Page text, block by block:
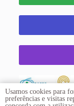
Usamos cookies para
preferências e visitas